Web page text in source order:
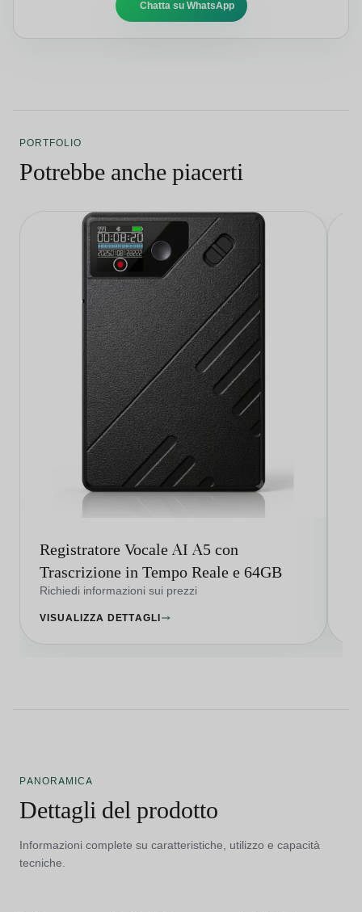
Chatta su WhatsApp
PORTFOLIO
Potrebbe anche piacerti
Registratore Vocale AI A5 con
Trascrizione in Tempo Reale e 64GB
Richiedi informazioni sui prezzi
VISUALIZZA DETTAGLI
PANORAMICA
Dettagli del prodotto
Informazioni complete su caratteristiche, utilizzo e capacità
tecniche.